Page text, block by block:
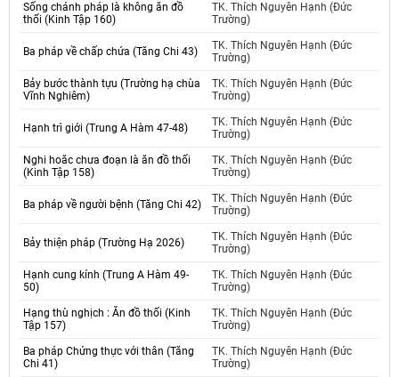
Sống chánh pháp là không ăn đồ
thối (Kinh Tập 160)
TK. Thích Nguyên Hạnh (Đức
Trường)
Ba pháp về chấp chứa (Tăng Chi 43)
TK. Thích Nguyên Hạnh (Đức
Trường)
Bảy bước thành tựu (Trường hạ chùa
Vĩnh Nghiêm)
TK. Thích Nguyên Hạnh (Đức
Trường)
Hạnh trì giới (Trung A Hàm 47-48)
TK. Thích Nguyên Hạnh (Đức
Trường)
Nghi hoăc chưa đoạn là ăn đồ thối
(Kinh Tập 158)
TK. Thích Nguyên Hạnh (Đức
Trường)
Ba pháp về người bệnh (Tăng Chi 42)
TK. Thích Nguyên Hạnh (Đức
Trường)
Bảy thiện pháp (Trường Hạ 2026)
TK. Thích Nguyên Hạnh (Đức
Trường)
Hạnh cung kính (Trung A Hàm 49-
50)
TK. Thích Nguyên Hạnh (Đức
Trường)
Hạng thù nghịch : Ăn đồ thối (Kinh
Tập 157)
TK. Thích Nguyên Hạnh (Đức
Trường)
Ba pháp Chứng thực với thân (Tăng
Chi 41)
TK. Thích Nguyên Hạnh (Đức
Trường)